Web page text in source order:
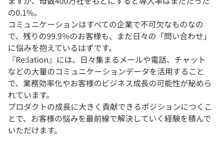
の0.1%。
コミュニケーションはすべての企業で不可欠なものなの
で、残りの99.9％のお客様も、まだ日々の「問い合わせ」
に悩みを抱えているはずです。
『Re:lation』には、日々集まるメールや電話、チャット
などの大量のコミュニケーションデータを活用すること
で、業務効率化やお客様のビジネス成長の可能性が秘めら
れています。
プロダクトの成長に大きく貢献できるポジションにつくこ
とで、お客様の悩みを最前線で解決していく経験を積んで
いただけます。